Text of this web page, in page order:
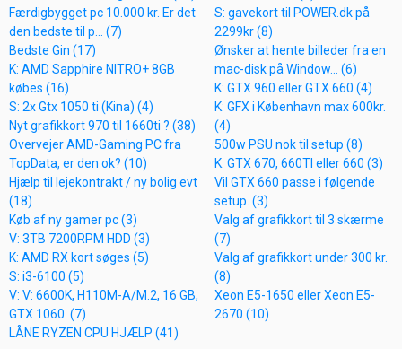
Færdigbygget pc 10.000 kr. Er det
den bedste til p... (7)
Bedste Gin (17)
K: AMD Sapphire NITRO+ 8GB
købes (16)
S: 2x Gtx 1050 ti (Kina) (4)
Nyt grafikkort 970 til 1660ti ? (38)
Overvejer AMD-Gaming PC fra
TopData, er den ok? (10)
Hjælp til lejekontrakt / ny bolig evt
(18)
Køb af ny gamer pc (3)
V: 3TB 7200RPM HDD (3)
K: AMD RX kort søges (5)
S: i3-6100 (5)
V: V: 6600K, H110M-A/M.2, 16 GB,
GTX 1060. (7)
LÅNE RYZEN CPU HJÆLP (41)
S: gavekort til POWER.dk på
2299kr (8)
Ønsker at hente billeder fra en
mac-disk på Window... (6)
K: GTX 960 eller GTX 660 (4)
K: GFX i København max 600kr.
(4)
500w PSU nok til setup (8)
K: GTX 670, 660TI eller 660 (3)
Vil GTX 660 passe i følgende
setup. (3)
Valg af grafikkort til 3 skærme
(7)
Valg af grafikkort under 300 kr.
(8)
Xeon E5-1650 eller Xeon E5-
2670 (10)